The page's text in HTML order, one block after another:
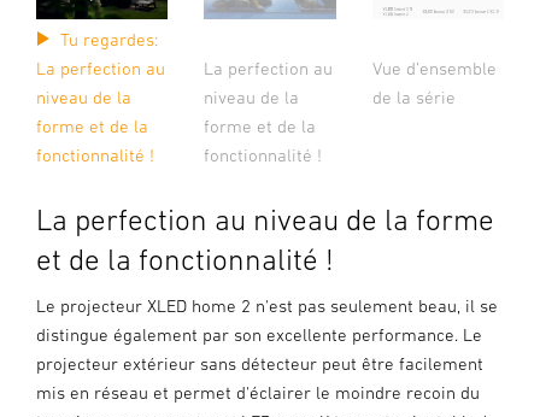
Tu regardes:
La perfection au
niveau de la
forme et de la
fonctionnalité !
La perfection au
niveau de la
forme et de la
fonctionnalité !
Vue d’ensemble
de la série
La perfection au niveau de la forme
et de la fonctionnalité !
Le projecteur XLED home 2 n'est pas seulement beau, il se
distingue également par son excellente performance. Le
projecteur extérieur sans détecteur peut être facilement
mis en réseau et permet d'éclairer le moindre recoin du